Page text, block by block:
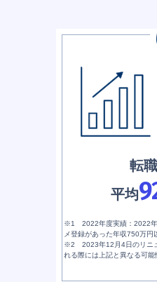
転
平均
※1 2022年度実績：2022年
メ登録があった年収750万円
※2 2023年12月4日のリニ
れる際には上記と異なる可能